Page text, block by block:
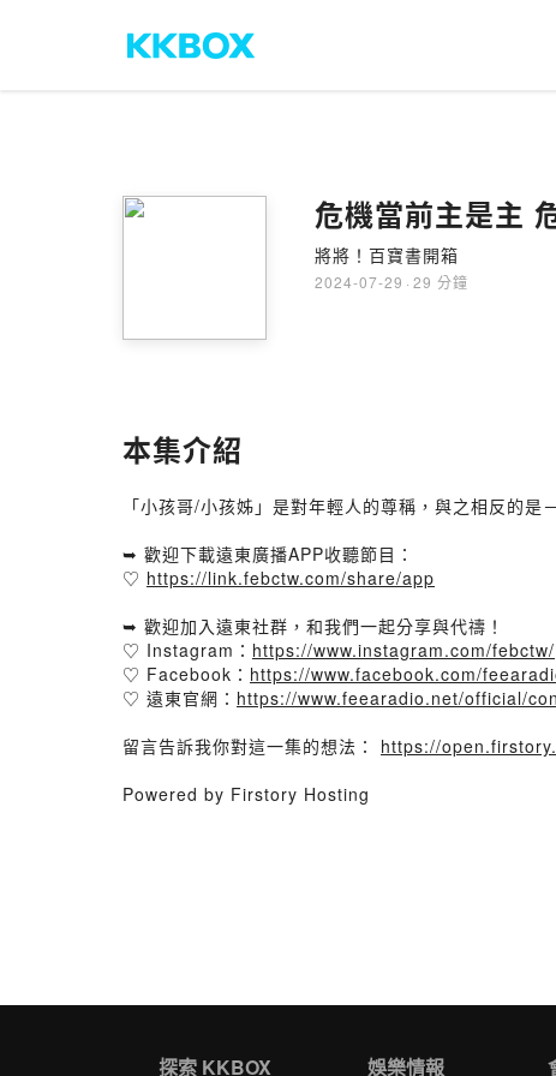
危機當前主是主
將將！百寶書開箱
2024-07-29 · 29 分鐘
本集介紹
「小孩哥/小孩姊」是對年輕人的尊稱，與之相反的是
➥ 歡迎下載遠東廣播APP收聽節目：
♡ https://link.febctw.com/share/app
➥ 歡迎加入遠東社群，和我們一起分享與代禱！
♡ Instagram： https://www.instagram.com/febctw/
♡ Facebook： https://www.facebook.com/
♡ 遠東官網： https://www.feearadio.net/official/
留言告訴我你對這一集的想法： https://
Powered by Firstory Hosting
探索 KKBOX 娛樂情報